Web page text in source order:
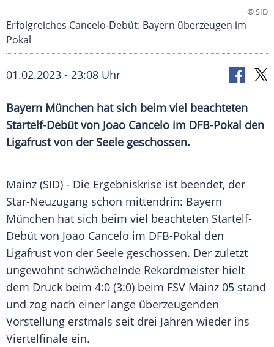
©SID
Erfolgreiches Cancelo-Debüt: Bayern überzeugen im
Pokal
01.02.2023 - 23:08 Uhr
Bayern München hat sich beim viel beachteten
Startelf-Debüt von Joao Cancelo im DFB-Pokal den
Ligafrust von der Seele geschossen.
Mainz (SID) - Die Ergebniskrise ist beendet, der
Star-Neuzugang schon mittendrin: Bayern
München hat sich beim viel beachteten Startelf-
Debüt von Joao Cancelo im DFB-Pokal den
Ligafrust von der Seele geschossen. Der zuletzt
ungewohnt schwächelnde Rekordmeister hielt
dem Druck beim 4:0 (3:0) beim FSV Mainz 05 stand
und zog nach einer lange überzeugenden
Vorstellung erstmals seit drei Jahren wieder ins
Viertelfinale ein.